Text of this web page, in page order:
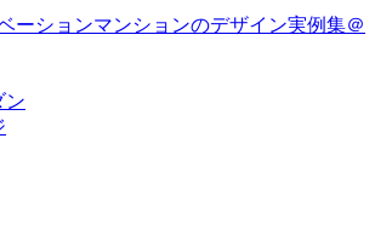
ーションマンションのデザイン実例集＠
ン